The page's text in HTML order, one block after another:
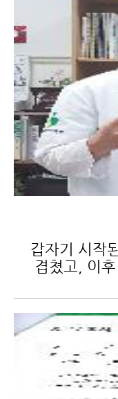
갑자기 시작
겹쳤고, 이